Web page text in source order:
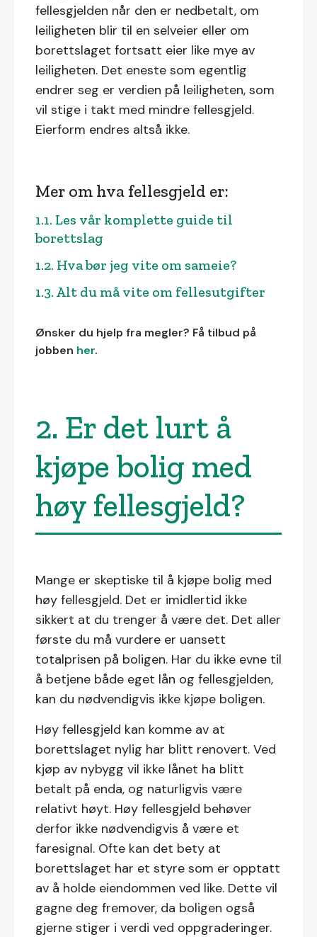
fellesgjelden når den er nedbetalt, om
leiligheten blir til en selveier eller om
borettslaget fortsatt eier like mye av
leiligheten. Det eneste som egentlig
endrer seg er verdien på leiligheten, som
vil stige i takt med mindre fellesgjeld.
Eierform endres altså ikke.
Mer om hva fellesgjeld er:
1.1. Les vår komplette guide til
borettslag
1.2. Hva bør jeg vite om sameie?
1.3. Alt du må vite om fellesutgifter
Ønsker du hjelp fra megler? Få tilbud på
jobben her.
2. Er det lurt å
kjøpe bolig med
høy fellesgjeld?
Mange er skeptiske til å kjøpe bolig med
høy fellesgjeld. Det er imidlertid ikke
sikkert at du trenger å være det. Det aller
første du må vurdere er uansett
totalprisen på boligen. Har du ikke evne til
å betjene både eget lån og fellesgjelden,
kan du nødvendigvis ikke kjøpe boligen.
Høy fellesgjeld kan komme av at
borettslaget nylig har blitt renovert. Ved
kjøp av nybygg vil ikke lånet ha blitt
betalt på enda, og naturligvis være
relativt høyt. Høy fellesgjeld behøver
derfor ikke nødvendigvis å være et
faresignal. Ofte kan det bety at
borettslaget har et styre som er opptatt
av å holde eiendommen ved like. Dette vil
gagne deg fremover, da boligen også
gjerne stiger i verdi ved oppgraderinger.